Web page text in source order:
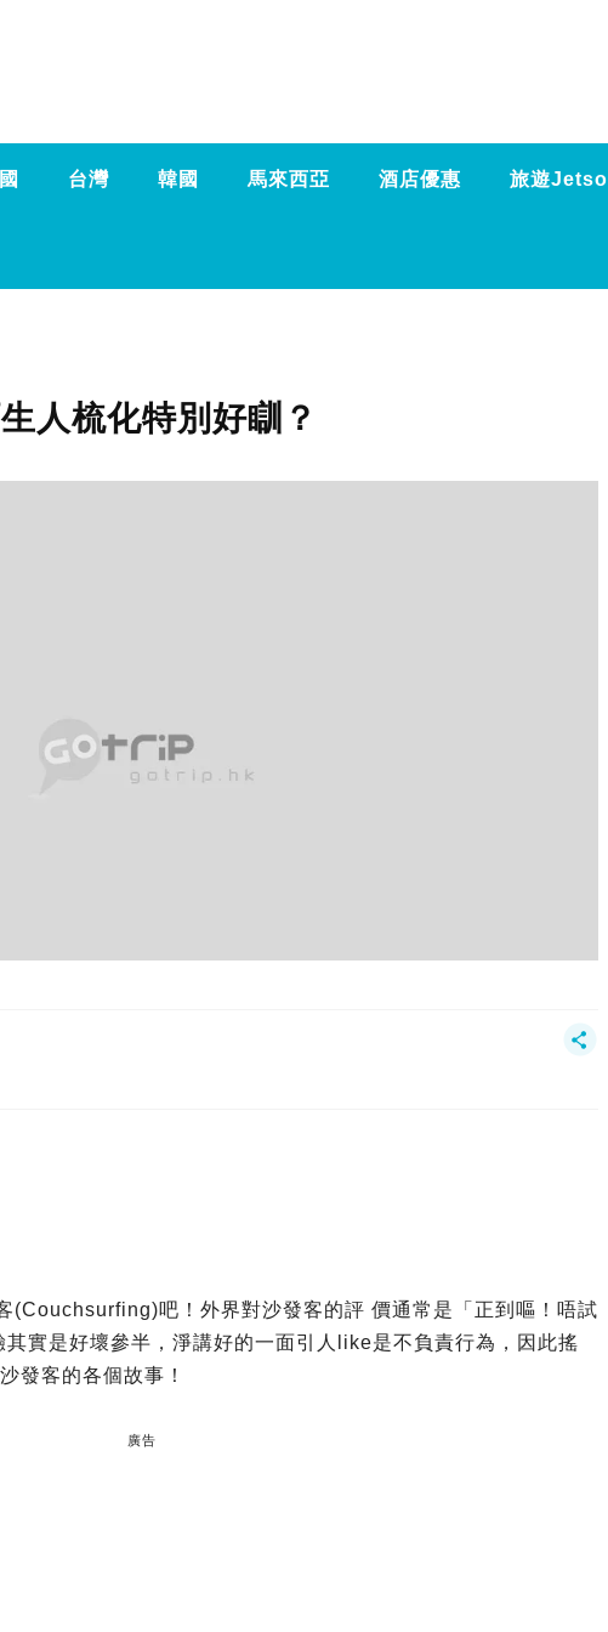
台灣 韓國 馬來西亞 酒店優惠 旅遊Jetso
人梳化特別好瞓？
(Couchsurfing)吧！外界對沙發客的評 價通常是「正到嘔！唔試
實是好壞參半，淨講好的一面引人like是不負責行為，因此搖
發客的各個故事！
廣告